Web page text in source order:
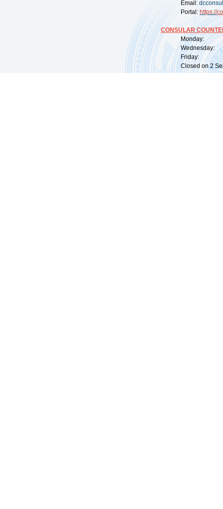
Email:
Portal: https://
CONSULAR
Monday:
Wednesday:
Friday:
Closed on 2